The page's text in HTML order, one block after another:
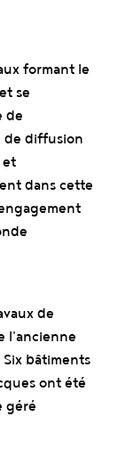
formant le
se
de
de diffusion
et
dans cette
de
l'ancienne
bâtiments
ont été
géré